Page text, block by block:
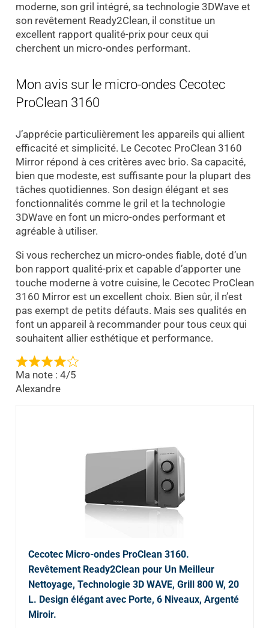
moderne, son gril intégré, sa technologie 3DWave et
son revêtement Ready2Clean, il constitue un
excellent rapport qualité-prix pour ceux qui
cherchent un micro-ondes performant.
Mon avis sur le micro-ondes Cecotec
ProClean 3160
J’apprécie particulièrement les appareils qui allient
efficacité et simplicité. Le Cecotec ProClean 3160
Mirror répond à ces critères avec brio. Sa capacité,
bien que modeste, est suffisante pour la plupart des
tâches quotidiennes. Son design élégant et ses
fonctionnalités comme le gril et la technologie
3DWave en font un micro-ondes performant et
agréable à utiliser.
Si vous recherchez un micro-ondes fiable, doté d’un
bon rapport qualité-prix et capable d’apporter une
touche moderne à votre cuisine, le Cecotec ProClean
3160 Mirror est un excellent choix. Bien sûr, il n’est
pas exempt de petits défauts. Mais ses qualités en
font un appareil à recommander pour tous ceux qui
souhaitent allier esthétique et performance.
Ma note : 4/5
Alexandre
Cecotec Micro-ondes ProClean 3160.
Revêtement Ready2Clean pour Un Meilleur
Nettoyage, Technologie 3D WAVE, Grill 800 W, 20
L. Design élégant avec Porte, 6 Niveaux, Argenté
Miroir.